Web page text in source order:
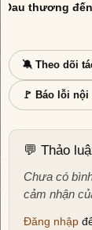
Đau thương
🔕 Theo dõi
🚩 Báo lỗi nội
💬 Thảo
Chưa có
cảm nhận
Đăng nhập